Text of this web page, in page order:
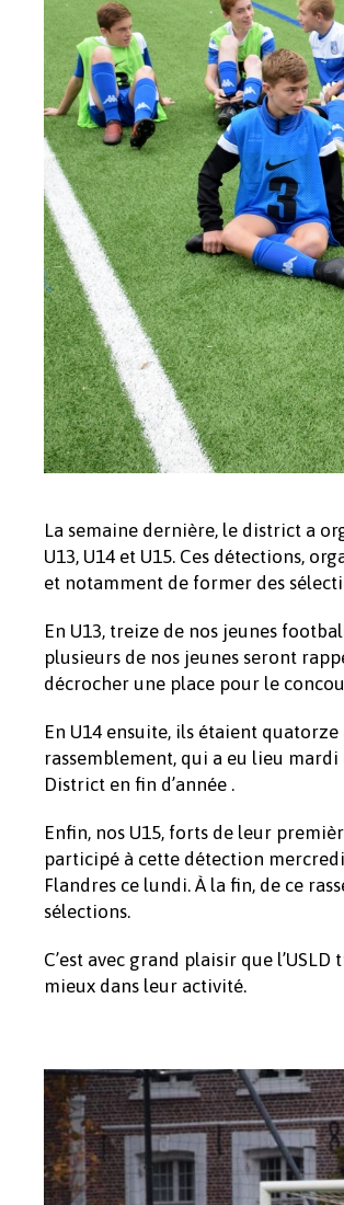
La semaine dernière, le district a
U13, U14 et U15. Ces détections,
et notamment de former des
En U13, treize de nos jeunes
plusieurs de nos jeunes seront
décrocher une place pour le
En U14 ensuite, ils étaient
rassemblement, qui a eu lieu
District en fin d’année .
Enfin, nos U15, forts de leur
participé à cette détection
Flandres ce lundi. À la fin, de ce
sélections.
C’est avec grand plaisir que
mieux dans leur activité.